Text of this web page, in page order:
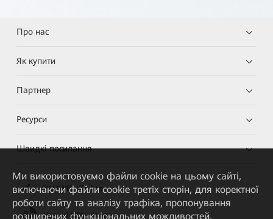
Про нас
Як купити
Партнер
Ресурси
Швидкі посилання
HUAWEI eKit App
Huawei HiKnow App
Ми використовуємо файли cookie на цьому сайті,
включаючи файли cookie третіх сторін, для коректної
роботи сайту та аналізу трафіка, пропонування
розширених функціональних можливостей,